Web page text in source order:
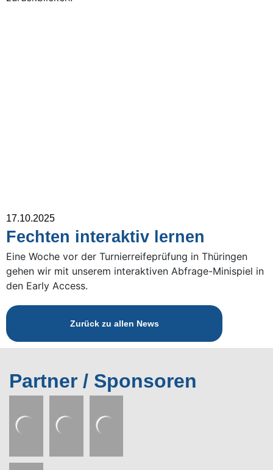
17.10.2025
Fechten interaktiv lernen
Eine Woche vor der Turnierreifeprüfung in Thüringen
gehen wir mit unserem interaktiven Abfrage-Minispiel in
den Early Access.
Zurück zu allen News
Partner / Sponsoren